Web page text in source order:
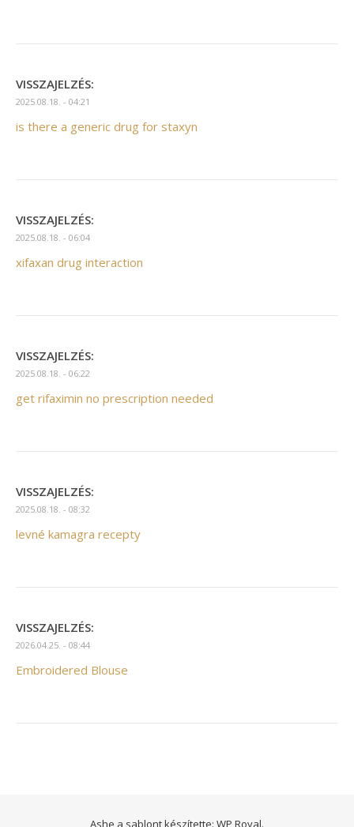
VISSZAJELZÉS:
2025.08.18. - 04:21
is there a generic drug for staxyn
VISSZAJELZÉS:
2025.08.18. - 06:04
xifaxan drug interaction
VISSZAJELZÉS:
2025.08.18. - 06:22
get rifaximin no prescription needed
VISSZAJELZÉS:
2025.08.18. - 08:32
levné kamagra recepty
VISSZAJELZÉS:
2026.04.25. - 08:44
Embroidered Blouse
Ashe a sablont készítette: WP Royal.